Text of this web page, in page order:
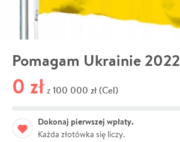
Pomagam Ukrainie 2022
0 zł z 100 000 zł (Cel)
Dokonaj pierwszej wpłaty.
Każda złotówka się liczy.